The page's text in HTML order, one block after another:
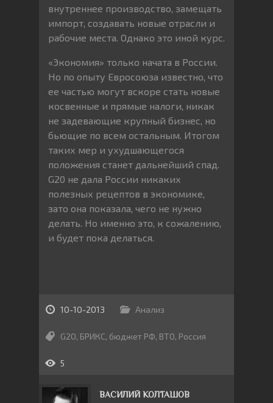
внутреннее производство, замещать
импорт, создавать новые отрасли и
рабочие места. Однако это иной курс.
«Экономия» только начата в России.
Но по опыту Евросоюза известно, что
ее частью могут вскоре стать новые
косвенные и прямые налоги, никак
не задевающие крупный бизнес, но
бьющие по всем остальным. Итогом
таких мер и ухудшающегося
положения станет дальнейший спад.
G20 не дала России никаких
полезных рецептов в экономике,
зато она показала, чего не нужно
делать. Но именно это, к сожалению,
и будет пока делаться.
10-10-2013 Анализ
G20, БРИКС, бюджет РФ, ВТО, Россия
5
ВАСИЛИЙ КОЛТАШОВ